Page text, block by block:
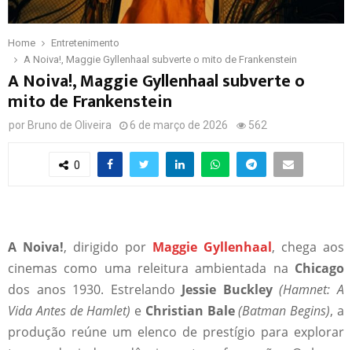
Home
Entretenimento
A Noiva!, Maggie Gyllenhaal subverte o mito de Frankenstein
A Noiva!, Maggie Gyllenhaal subverte o
mito de Frankenstein
por Bruno de Oliveira 6 de março de 2026 562
0
A Noiva!, dirigido por Maggie Gyllenhaal, chega aos
cinemas como uma releitura ambientada na Chicago
dos anos 1930. Estrelando Jessie Buckley (Hamnet: A
Vida Antes de Hamlet) e Christian Bale(Batman Begins), a
produção reúne um elenco de prestígio para explorar